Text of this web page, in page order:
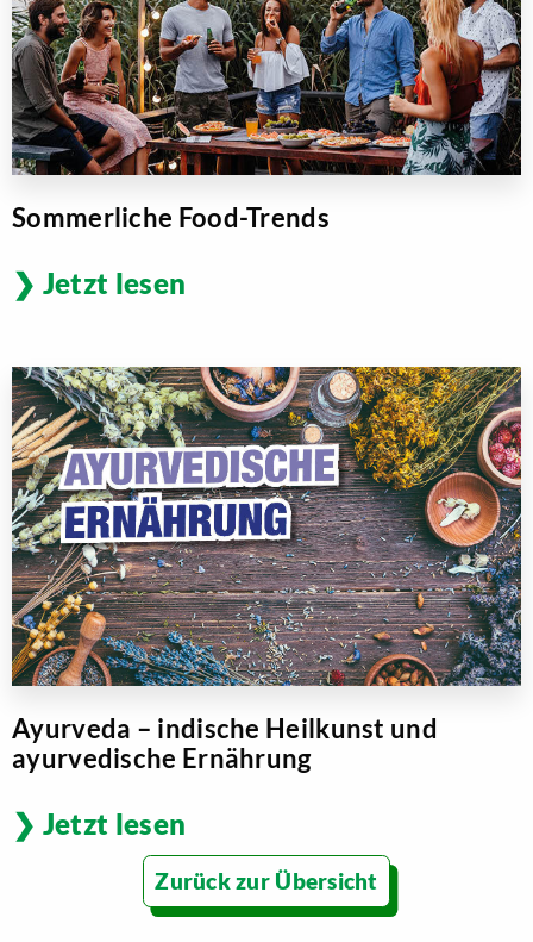
Sommerliche Food-Trends
Jetzt lesen
Ayurveda – indische Heilkunst und
ayurvedische Ernährung
Jetzt lesen
Zurück zur Übersicht